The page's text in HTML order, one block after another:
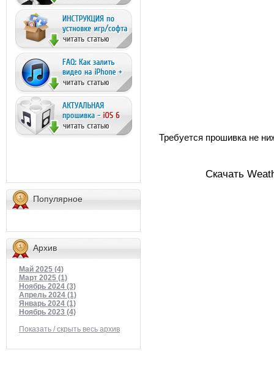
Популярное
Архив
Май 2025 (4)
Март 2025 (1)
Ноябрь 2024 (3)
Апрель 2024 (1)
Январь 2024 (1)
Ноябрь 2023 (4)
Показать / скрыть весь архив
Требуется прошивка не
Скачать